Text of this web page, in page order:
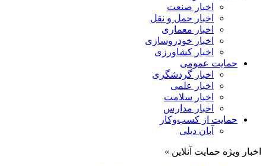
اخبار صنعت
اخبار حمل و نقل
اخبار معماری
اخبار خودروسازی
اخبار کشاورزی
حمایت عمومی
اخبار گردشگری
اخبار علمی
اخبار سلامت
اخبار مدارس
حمایت از کسب‌وکار
آبان دیلی
اخبار ویژه حمایت آنلاین »